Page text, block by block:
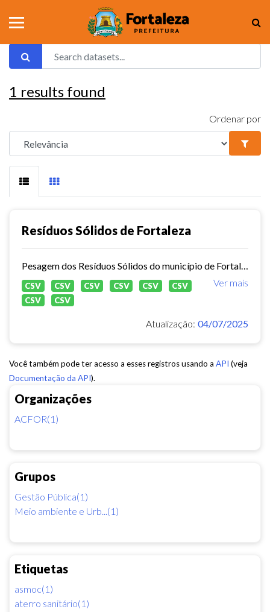
Organizações
ACFOR(1)
Grupos
Gestão Pública(1)
Meio ambiente e Urb...(1)
Etiquetas
asmoc(1)
aterro sanitário(1)
1 results found
Ordenar por
Resíduos Sólidos de Fortaleza
Ver mais
CSV CSV CSV CSV CSV
CSV
CSV
CSV
Atualização: 04/07/2025
Você também pode ter acesso a esses registros usando a API (veja
Documentação da API).